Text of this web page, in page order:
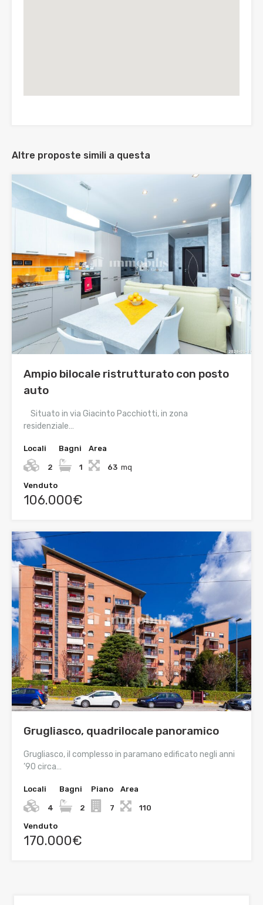
Altre proposte simili a questa
Ampio bilocale ristrutturato con posto
auto
Situato in via Giacinto Pacchiotti, in zona
residenziale…
Locali
2
Bagni
1
Area
63 mq
Venduto
106.000€
Grugliasco, quadrilocale panoramico
Grugliasco, il complesso in paramano edificato negli anni
’90 circa…
Locali
4
Bagni
2
Piano
7
Area
110
Venduto
170.000€